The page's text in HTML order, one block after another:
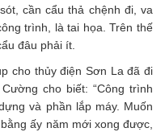
cần cẩu thả chệnh đi, va
trình, là tai họa. Trên thế
đâu phải ít.
cho thủy điện Sơn La đã đi
cho biết: “Công trình
và phần lắp máy. Muốn
ấy năm mới xong được,